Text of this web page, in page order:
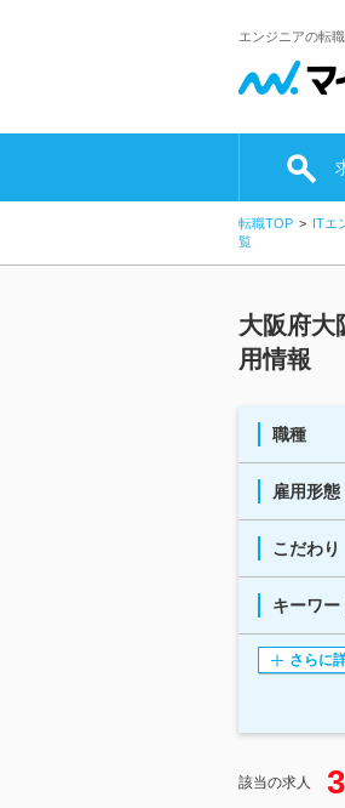
エンジニアの転
転職TOP ITエ
覧
大阪府大
用情報
職種
雇用形態
こだわり
キーワー
さらに
該当の求人